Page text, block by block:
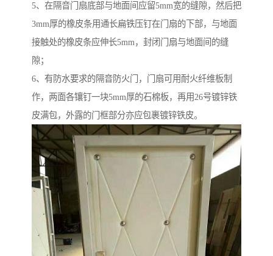
5、在隔音门扇底部与地面间应留5mm宽的缝隙，然后把
3mm厚的橡皮条用通长扁铁压钉在门扇的下部，与地面
接触处的橡皮条应伸长5mm，封闭门扇与地面间的缝
隙；
6、有防水要求的隔音防火门，门扇可用耐火纤维板制
作，两面各镶钉一块5mm厚的石棉板，再用26号镀锌铁
皮满包，外露的门框部分亦应包裹镀锌铁皮。